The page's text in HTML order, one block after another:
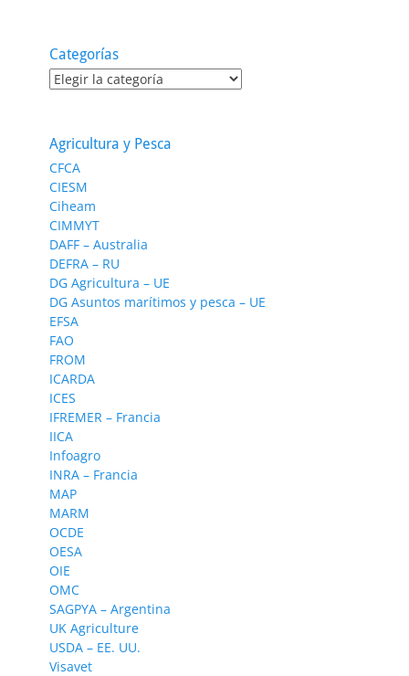
Categorías
Categorías
Agricultura y Pesca
CFCA
CIESM
Ciheam
CIMMYT
DAFF – Australia
DEFRA – RU
DG Agricultura – UE
DG Asuntos marítimos y pesca – UE
EFSA
FAO
FROM
ICARDA
ICES
IFREMER – Francia
IICA
Infoagro
INRA – Francia
MAP
MARM
OCDE
OESA
OIE
OMC
SAGPYA – Argentina
UK Agriculture
USDA – EE. UU.
Visavet